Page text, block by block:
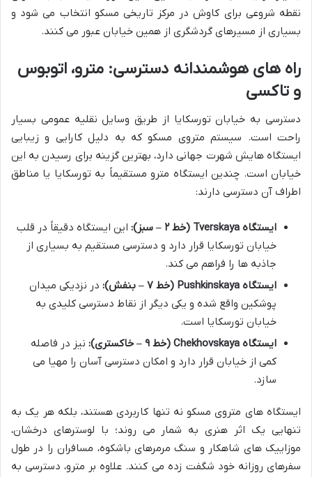
نقطه شروعی برای کاوش در مرکز تاریخی مسکو انتخاب می شود و
بسیاری از مسیرهای گردشگری از همین خیابان عبور می کنند.
راه های هوشمندانه دسترسی: مترو، اتوبوس
و تاکسی
دسترسی به خیابان تورسکایا از طریق وسایل نقلیه عمومی بسیار
راحت است. سیستم متروی مسکو که به دلیل کارایی و زیبایی
ایستگاه هایش شهرت جهانی دارد، بهترین گزینه برای رسیدن به این
خیابان است. چندین ایستگاه مترو مستقیماً به تورسکایا یا مناطق
اطراف آن دسترسی دارند:
ایستگاه Tverskaya (خط ۲ – سبز):
این ایستگاه دقیقاً در قلب
خیابان تورسکایا قرار دارد و دسترسی مستقیم به بسیاری از
جاذبه ها را فراهم می کند.
ایستگاه Pushkinskaya (خط ۷ – بنفش):
در نزدیکی میدان
پوشکین واقع شده و یکی دیگر از نقاط دسترسی کلیدی به
خیابان تورسکایا است.
ایستگاه Chekhovskaya (خط ۹ – خاکستری):
نیز در فاصله
کمی از خیابان قرار دارد و امکان دسترسی آسان را مهیا می
سازد.
ایستگاه های متروی مسکو نه تنها کاربردی هستند، بلکه هر یک به
تنهایی یک اثر هنری به شمار می روند؛ با لوسترهای درخشان،
موزاییک های شاهکار و سنگ مرمرهای باشکوه، مسافران را در طول
سفرهای روزانه خود شگفت زده می کنند. علاوه بر مترو، دسترسی به